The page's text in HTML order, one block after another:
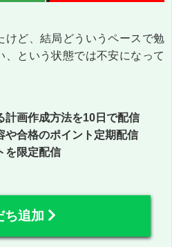
けど、結局どういうペースで勉
、という状態では不安になって
計画作成方法を10日で配信
や合格のポイント定期配信
を限定配信
ち追加